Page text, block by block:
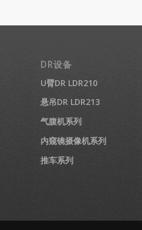
DR设备
U臂DR LDR210
悬吊DR LDR213
气腹机系列
内窥镜摄像机系列
推车系列
内窥